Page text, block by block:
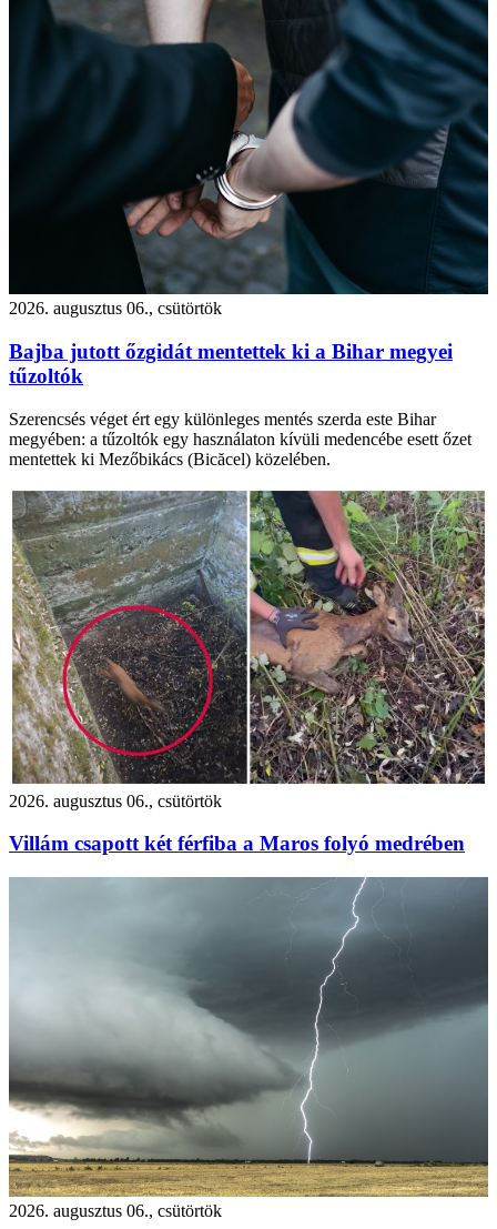
2026. augusztus 06., csütörtök
Bajba jutott őzgidát mentettek ki a Bihar megyei
tűzoltók
Szerencsés véget ért egy különleges mentés szerda este Bihar
megyében: a tűzoltók egy használaton kívüli medencébe esett őzet
mentettek ki Mezőbikács (Bicăcel) közelében.
2026. augusztus 06., csütörtök
Villám csapott két férfiba a Maros folyó medrében
2026. augusztus 06., csütörtök